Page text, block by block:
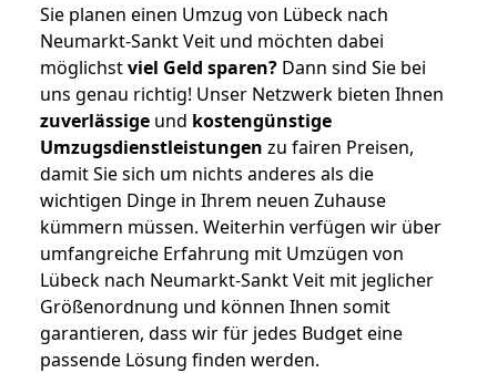
Sie planen einen Umzug von Lübeck nach
Neumarkt-Sankt Veit und möchten dabei
möglichstviel Geld sparen? Dann sind Sie bei
uns genau richtig! Unser Netzwerk bieten Ihnen
zuverlässige und kostengünstige
Umzugsdienstleistungen zu fairen Preisen,
damit Sie sich um nichts anderes als die
wichtigen Dinge in Ihrem neuen Zuhause
kümmern müssen. Weiterhin verfügen wir über
umfangreiche Erfahrung mit Umzügen von
Lübeck nach Neumarkt-Sankt Veit mit jeglicher
Größenordnung und können Ihnen somit
garantieren, dass wir für jedes Budget eine
passende Lösung finden werden.